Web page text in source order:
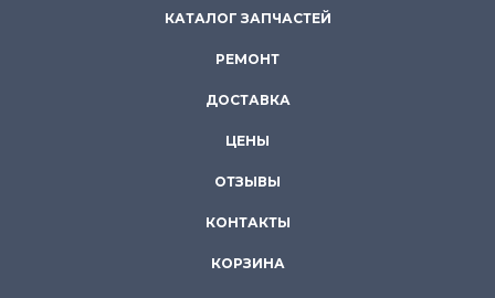
КАТАЛОГ ЗАПЧАСТЕЙ
РЕМОНТ
ДОСТАВКА
ЦЕНЫ
ОТЗЫВЫ
КОНТАКТЫ
КОРЗИНА